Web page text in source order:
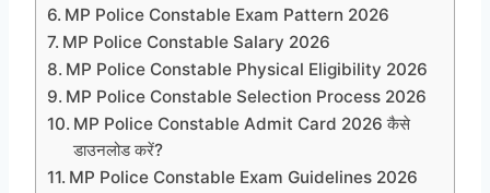
MP Police Constable Exam Pattern 2026
MP Police Constable Salary 2026
MP Police Constable Physical Eligibility 2026
MP Police Constable Selection Process 2026
MP Police Constable Admit Card 2026 कैसे
डाउनलोड करें?
MP Police Constable Exam Guidelines 2026